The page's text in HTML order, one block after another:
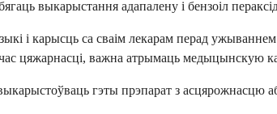
выкарыстання адапалену і бензоіл
і карысць са сваім лекарам перад
цяжарнасці, важна атрымаць медыцынскую
гэты прэпарат з асцярожнасцю